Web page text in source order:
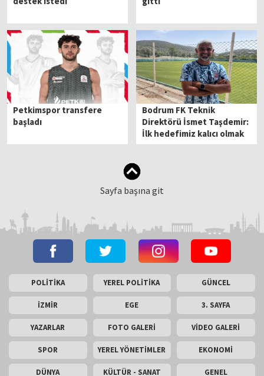
Petkimspor transfere
başladı
Bodrum FK Teknik
Direktörü İsmet Taşdemir:
İlk hedefimiz kalıcı olmak
Sayfa başına git
POLİTİKA YEREL POLİTİKA GÜNCEL
İZMİR EGE 3. SAYFA
YAZARLAR FOTO GALERİ VİDEO GALERİ
SPOR YEREL YÖNETİMLER EKONOMİ
DÜNYA KÜLTÜR - SANAT GENEL